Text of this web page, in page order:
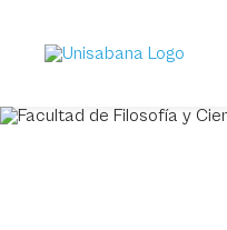
contenido
principal